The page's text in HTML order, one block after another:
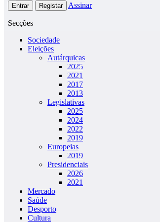
Entrar Registar Assinar
Secções
Sociedade
Eleições
Autárquicas
2025
2021
2017
2013
Legislativas
2025
2024
2022
2019
Europeias
2019
Presidenciais
2026
2021
Mercado
Saúde
Desporto
Cultura